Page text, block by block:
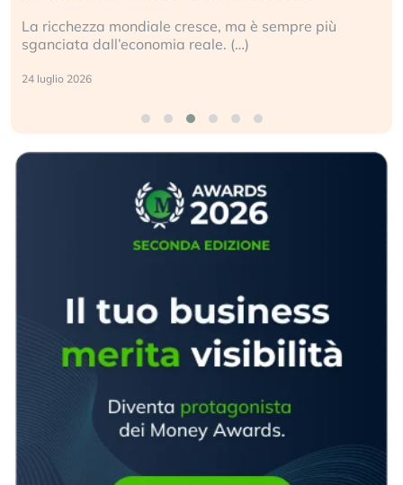
La ricchezza mondiale cresce, ma è sempre più
sganciata dall’economia reale. (…)
24 luglio 2026